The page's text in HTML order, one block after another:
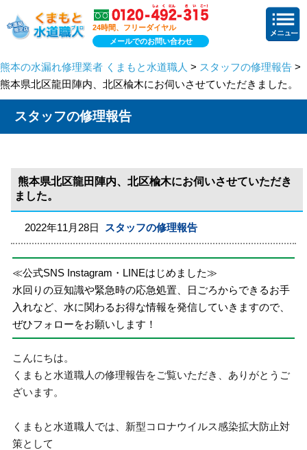
24時間、フリーダイヤル
メールでのお問い合わせ
熊本の水漏れ修理業者 くまもと水道職人 > スタッフの修理報告 >
熊本県北区龍田陣内、北区楡木にお伺いさせていただきました。
スタッフの修理報告
熊本県北区龍田陣内、北区楡木にお伺いさせていただき
ました。
2022年11月28日 スタッフの修理報告
≪公式SNS Instagram・LINEはじめました≫
水回りの豆知識や緊急時の応急処置、日ごろからできるお手
入れなど、水に関わるお得な情報を発信していきますので、
ぜひフォローをお願いします！
こんにちは。
くまもと水道職人の修理報告をご覧いただき、ありがとうご
ざいます。
くまもと水道職人では、新型コロナウイルス感染拡大防止対
策として